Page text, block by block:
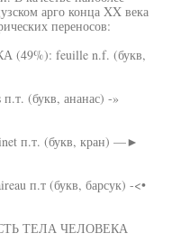
арго конца XX века
переносов:
feuille n.f. (букв,
(букв, ананас) -»
п.т. (букв, кран) —►
п.т (букв, барсук) -<•
ТЕЛА ЧЕЛОВЕКА